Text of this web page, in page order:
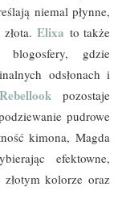
niemal płynne,
złota.Elixa to także
gdzie
odsłonach i
Rebellook pozostaje
pudrowe
kimona, Magda
efektowne,
kolorze oraz